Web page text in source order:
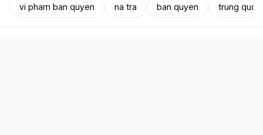
vi pham ban quyen na tra ban quyen trung quoc